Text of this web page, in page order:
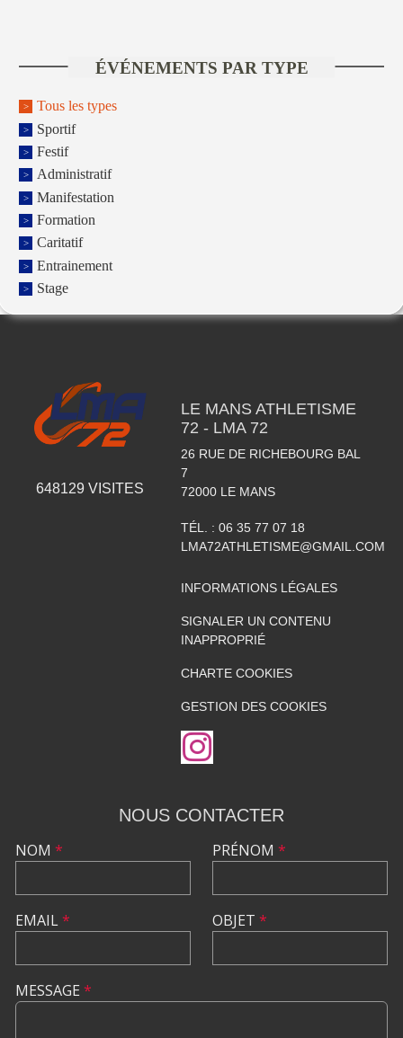
ÉVÉNEMENTS PAR TYPE
Tous les types
Sportif
Festif
Administratif
Manifestation
Formation
Caritatif
Entrainement
Stage
648129 VISITES
LE MANS ATHLETISME
72 - LMA 72
26 RUE DE RICHEBOURG BAL
7
72000 LE MANS
TÉL. : 06 35 77 07 18
LMA72ATHLETISME@GMAIL.COM
INFORMATIONS LÉGALES
SIGNALER UN CONTENU
INAPPROPRIÉ
CHARTE COOKIES
GESTION DES COOKIES
NOUS CONTACTER
NOM *
EMAIL*
PRÉNOM *
OBJET *
MESSAGE *